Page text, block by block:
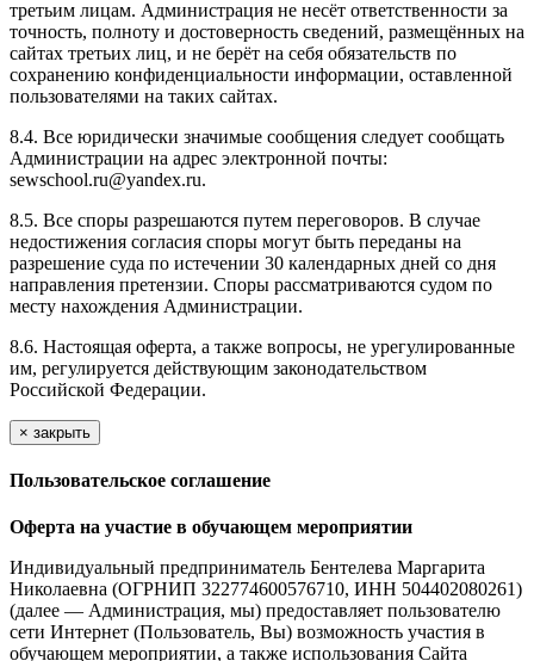
третьим лицам. Администрация не несёт ответственности за
точность, полноту и достоверность сведений, размещённых на
сайтах третьих лиц, и не берёт на себя обязательств по
сохранению конфиденциальности информации, оставленной
пользователями на таких сайтах.
8.4. Все юридически значимые сообщения следует сообщать
Администрации на адрес электронной почты:
sewschool.ru@yandex.ru.
8.5. Все споры разрешаются путем переговоров. В случае
недостижения согласия споры могут быть переданы на
разрешение суда по истечении 30 календарных дней со дня
направления претензии. Споры рассматриваются судом по
месту нахождения Администрации.
8.6. Настоящая оферта, а также вопросы, не урегулированные
им, регулируется действующим законодательством
Российской Федерации.
× закрыть
Пользовательское соглашение
Оферта на участие в обучающем мероприятии
Индивидуальный предприниматель Бентелева Маргарита
Николаевна (ОГРНИП 322774600576710, ИНН 504402080261)
(далее — Администрация, мы) предоставляет пользователю
сети Интернет (Пользователь, Вы) возможность участия в
обучающем мероприятии, а также использования Сайта